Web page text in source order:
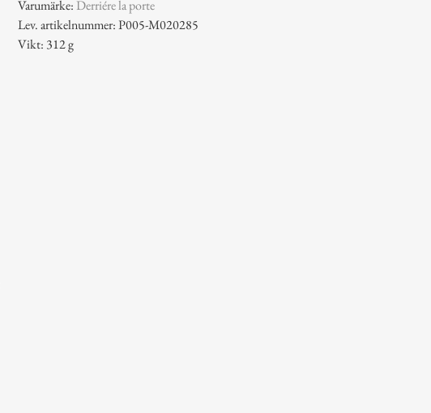
Varumärke: Derriére la porte
Lev. artikelnummer: P005-M020285
Vikt: 312 g